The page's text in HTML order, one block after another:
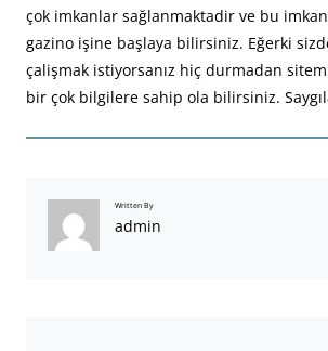
çok imkanlar sağlanmaktadir ve bu
gazino işine başlaya bilirsiniz. Eğerki
çalişmak istiyorsanız hiç durmadan
bir çok bilgilere sahip ola bilirsiniz.
Written By
admin